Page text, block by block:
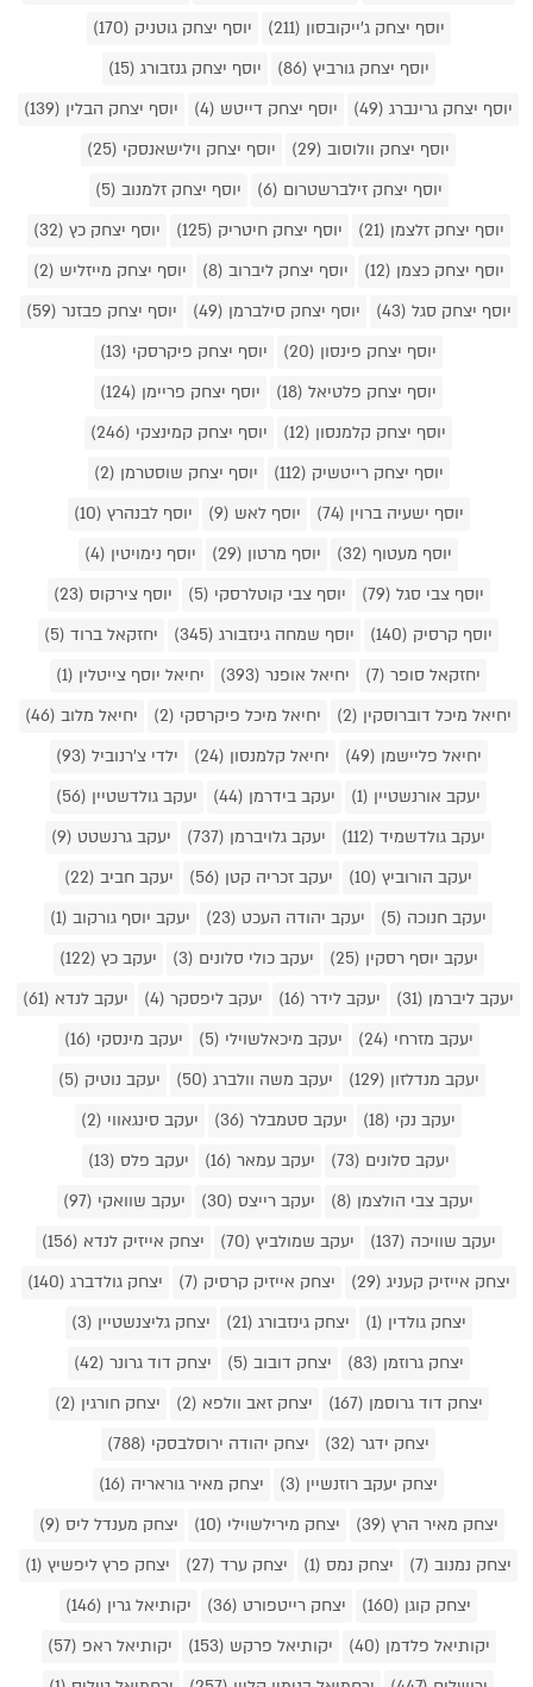
יוסף יצחק ג'ייקובסון (211)
יוסף יצחק גוטניק (170)
יוסף יצחק גורביץ (86)
יוסף יצחק גנזבורג (15)
יוסף יצחק גרינברג (49)
יוסף יצחק דייטש (4)
יוסף יצחק הבלין (139)
יוסף יצחק וולוסוב (29)
יוסף יצחק וילישאנסקי (25)
יוסף יצחק זילברשטרום (6)
יוסף יצחק זלמנוב (5)
יוסף יצחק זלצמן (21)
יוסף יצחק חיטריק (125)
יוסף יצחק כץ (32)
יוסף יצחק כצמן (12)
יוסף יצחק ליברוב (8)
יוסף יצחק מייזליש (2)
יוסף יצחק סגל (43)
יוסף יצחק סילברמן (49)
יוסף יצחק פבזנר (59)
יוסף יצחק פינסון (20)
יוסף יצחק פיקרסקי (13)
יוסף יצחק פלטיאל (18)
יוסף יצחק פריימן (124)
יוסף יצחק קלמנסון (12)
יוסף יצחק קמינצקי (246)
יוסף יצחק רייטשיק (112)
יוסף יצחק שוסטרמן (2)
יוסף ישעיה ברוין (74)
יוסף לאש (9)
יוסף לבנהרץ (10)
יוסף מעטוף (32)
יוסף מרטון (29)
יוסף נימויטין (4)
יוסף צבי סגל (79)
יוסף צבי קוטלרסקי (5)
יוסף צירקוס (23)
יוסף קרסיק (140)
יוסף שמחה גינזבורג (345)
יחזקאל ברוד (5)
יחזקאל סופר (7)
יחיאל אופנר (393)
יחיאל יוסף צייטלין (1)
יחיאל מיכל דוברוסקין (2)
יחיאל מיכל פיקרסקי (2)
יחיאל מלוב (46)
יחיאל פליישמן (49)
יחיאל קלמנסון (24)
ילדי צ'רנוביל (93)
יעקב אורנשטיין (1)
יעקב בידרמן (44)
יעקב גולדשטיין (56)
יעקב גולדשמיד (112)
יעקב גלויברמן (737)
יעקב גרנשטט (9)
יעקב הורוביץ (10)
יעקב זכריה קטן (56)
יעקב חביב (22)
יעקב חנוכה (5)
יעקב יהודה העכט (23)
יעקב יוסף גורקוב (1)
יעקב יוסף רסקין (25)
יעקב כולי סלונים (3)
יעקב כץ (122)
יעקב ליברמן (31)
יעקב לידר (16) יעקב ליפסקר (4)
יעקב לנדא (61)
יעקב מזרחי (24)
יעקב מיכאלשוילי (5)
יעקב מינסקי (16)
יעקב מנדלזון (129)
יעקב משה וולברג (50)
יעקב נוטיק (5)
יעקב נקי (18)
יעקב סטמבלר (36)
יעקב סינגאווי (2)
יעקב סלונים (73)
יעקב עמאר (16)
יעקב פלס (13)
יעקב צבי הולצמן (8)
יעקב רייצס (30)
יעקב שוואקי (97)
יעקב שוויכה (137)
יעקב שמולביץ (70)
יצחק אייזיק לנדא (156)
יצחק אייזיק קעניג (29)
יצחק אייזיק קרסיק (7)
יצחק גולדברג (140)
יצחק גולדין (1)
יצחק גינזבורג (21)
יצחק גליצנשטיין (3)
יצחק גרוזמן (83)
יצחק דובוב (5)
יצחק דוד גרונר (42)
יצחק דוד גרוסמן (167)
יצחק זאב וולפא (2)
יצחק חורגין (2)
יצחק ידגר (32)
יצחק יהודה ירוסלבסקי (788)
יצחק יעקב רוזנשיין (3)
יצחק מאיר גוראריה (16)
יצחק מאיר הרץ (39)
יצחק מירילשוילי (10)
יצחק מענדל ליס (9)
יצחק נמנוב (7)
יצחק נמס (1) יצחק ערד (27)
יצחק פרץ ליפשיץ (1)
יצחק קוגן (160)
יצחק רייטפורט (36)
יקותיאל גרין (146)
יקותיאל פלדמן (40)
יקותיאל פרקש (153)
יקותיאל ראפ (57)